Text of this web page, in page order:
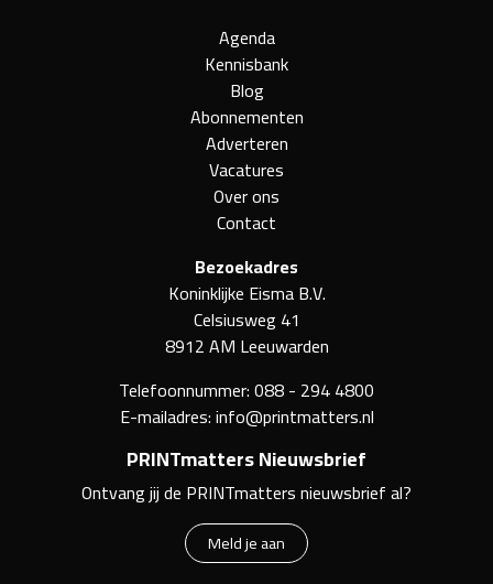
Agenda
Kennisbank
Blog
Abonnementen
Adverteren
Vacatures
Over ons
Contact
Bezoekadres
Koninklijke Eisma B.V.
Celsiusweg 41
8912 AM Leeuwarden
Telefoonnummer:088 - 294 4800
E-mailadres:info@printmatters.nl
PRINTmatters Nieuwsbrief
Ontvang jij de PRINTmatters nieuwsbrief al?
Meld je aan